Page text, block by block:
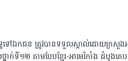
ះទូទៅឯកជន ត្រូវបានទទួលស្គាល់ដោយក្រ
ាក់ទី១២ តាមបែបខ្មែរ-អាមេរិកាំង ដំបូងគេ